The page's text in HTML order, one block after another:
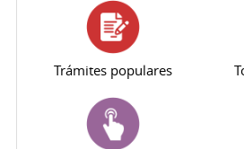
Trámites populares